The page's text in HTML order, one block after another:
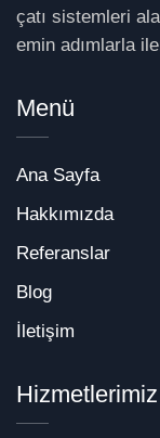
çatı sistemleri
emin adımlarla
Menü
Ana Sayfa
Hakkımızda
Referanslar
Blog
İletişim
Hizmetlerimiz